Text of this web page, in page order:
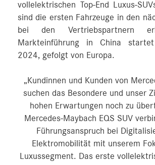
vollelektrischen Top-End Luxus-
sind die ersten Fahrzeuge in den
bei den Vertriebspartnern
Markteinführung in China
2024, gefolgt von Europa.
„Kundinnen und Kunden von
suchen das Besondere und unser
hohen Erwartungen noch zu
Mercedes-Maybach EQS SUV
Führungsanspruch bei
Elektromobilität mit unserem
Luxussegment. Das erste